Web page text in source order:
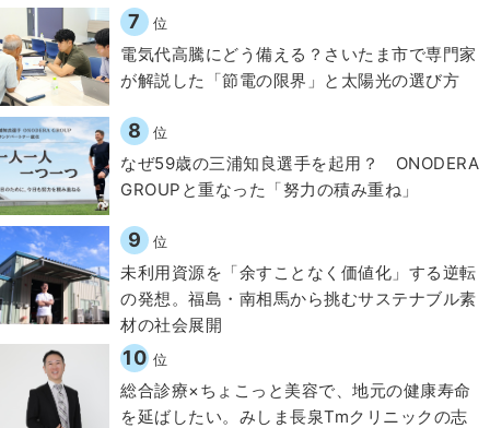
7 位
電気代高騰にどう備える？さいたま市で専門家
が解説した「節電の限界」と太陽光の選び方
8 位
なぜ59歳の三浦知良選手を起用？ ONODERA
GROUPと重なった「努力の積み重ね」
9 位
​​未利用資源を「余すことなく価値化」する逆転
の発想。福島・南相馬から挑むサステナブル素
材の社会展開​
10 位
総合診療×ちょこっと美容で、地元の健康寿命
を延ばしたい。みしま長泉Tmクリニックの志